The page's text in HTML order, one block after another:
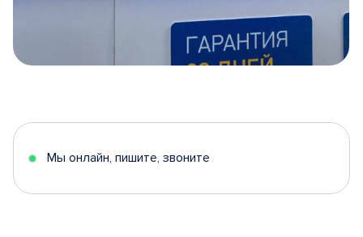
5
Мы онлайн, пишите, звоните